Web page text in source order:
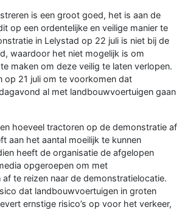
is een groot goed, het is aan de
op een ordentelijke en veilige manier te
in Lelystad op 22 juli is niet bij de
waardoor het niet mogelijk is om
maken om deze veilig te laten verlopen.
op 21 juli om te voorkomen dat
al met landbouwvoertuigen gaan
hoeveel tractoren op de demonstratie af
aan het aantal moeilijk te kunnen
heeft de organisatie de afgelopen
opgeroepen om met
te reizen naar de demonstratielocatie.
dat landbouwvoertuigen in groten
ernstige risico’s op voor het verkeer,